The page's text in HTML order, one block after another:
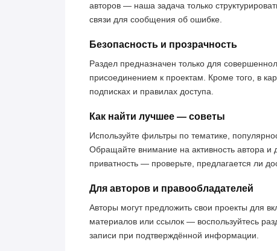
авторов — наша задача только
связи для сообщения об ошибке.
Безопасность и прозрачность
Раздел предназначен только для
присоединением к проектам. Кроме того, в
подписках и правилах доступа.
Как найти лучшее — советы
Используйте фильтры по тематике,
Обращайте внимание на активность автора
приватность — проверьте, предлагается ли
Для авторов и правообладателей
Авторы могут предложить свои проекты для
материалов или ссылок — воспользуйтесь
записи при подтверждённой информации.